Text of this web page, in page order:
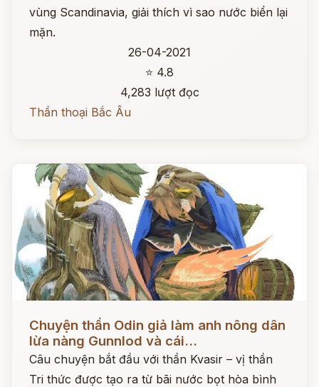
vùng Scandinavia, giải thích vì sao nước biển lại
mặn.
26-04-2021
⭐ 4.8
4,283 lượt đọc
Thần thoại Bắc Âu
Chuyện thần Odin giả làm anh nông dân
lừa nàng Gunnlod và cái...
Câu chuyện bắt đầu với thần Kvasir – vị thần
Tri thức được tạo ra từ bãi nước bọt hòa bình